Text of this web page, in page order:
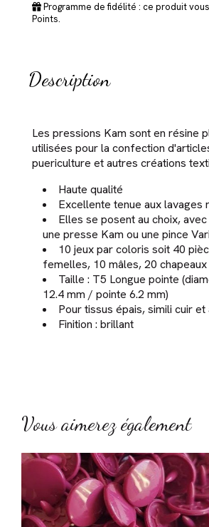
Programme de fidélité : ce produit
Points.
Description
Les pressions Kam sont en résine
utilisées pour la confection
puericulture et autres créations
Haute qualité
Excellente tenue aux lavages
Elles se posent au choix,
une presse Kam ou une pince
10 jeux par coloris soit 40
femelles, 10 mâles, 20 chapeaux
Taille : T5 Longue pointe
12.4 mm / pointe 6.2 mm)
Pour tissus épais, simili cuir et
Finition : brillant
Vous aimerez également